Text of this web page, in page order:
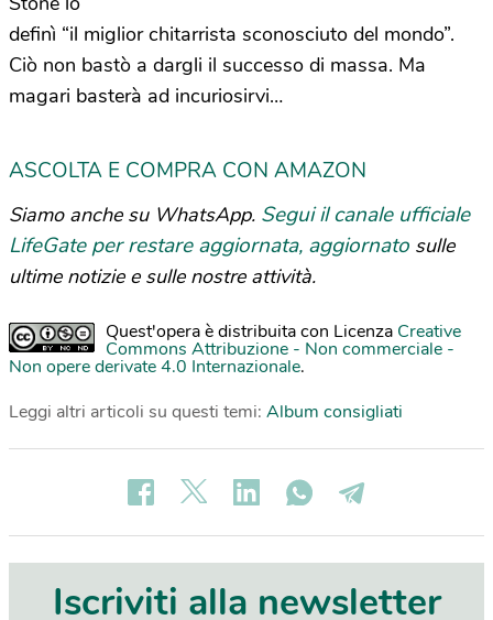
definì “il miglior chitarrista sconosciuto del mondo”.
Ciò non bastò a dargli il successo di massa. Ma
magari basterà ad incuriosirvi…
ASCOLTA E COMPRA CON AMAZON
Siamo anche su WhatsApp. Segui il canale ufficiale
LifeGate per restare aggiornata, aggiornato sulle
ultime notizie e sulle nostre attività.
Quest'opera è distribuita con Licenza Creative
Commons Attribuzione - Non commerciale -
Non opere derivate 4.0 Internazionale.
Leggi altri articoli su questi temi: Album consigliati
Iscriviti alla newsletter